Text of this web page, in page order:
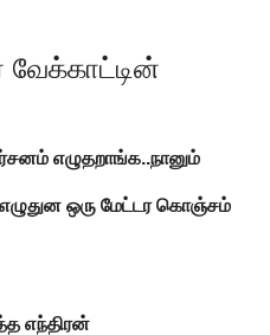
வேக்காட்டின்
எழுதறாங்க..நானும்
ஒரு மேட்டர கொஞ்சம்
எந்திரன்